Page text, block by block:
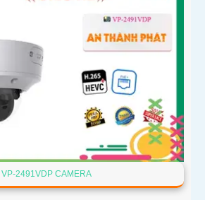
VP-2491VDP CAMERA